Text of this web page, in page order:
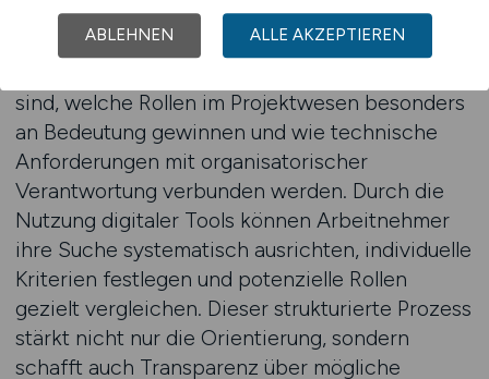
für MINT-Jobs gilt, bietet hierfür eine wertvolle
Grundlage. Die veröffentlichten Stellenanzeigen
sind, welche Rollen im Projektwesen besonders
an Bedeutung gewinnen und wie technische
Anforderungen mit organisatorischer
Verantwortung verbunden werden. Durch die
Nutzung digitaler Tools können Arbeitnehmer
ihre Suche systematisch ausrichten, individuelle
Kriterien festlegen und potenzielle Rollen
gezielt vergleichen. Dieser strukturierte Prozess
stärkt nicht nur die Orientierung, sondern
schafft auch Transparenz über mögliche
ABLEHNEN ALLE AKZEPTIEREN